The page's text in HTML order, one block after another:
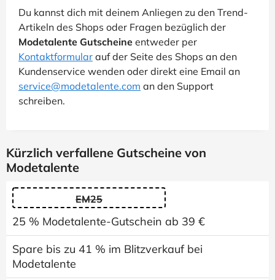
Du kannst dich mit deinem Anliegen zu den Trend-
Artikeln des Shops oder Fragen bezüglich der
Modetalente Gutscheine entweder per
Kontaktformular auf der Seite des Shops an den
Kundenservice wenden oder direkt eine Email an
service@modetalente.com an den Support
schreiben.
Kürzlich verfallene Gutscheine von
Modetalente
EM25
25 % Modetalente-Gutschein ab 39 €
Spare bis zu 41 % im Blitzverkauf bei
Modetalente